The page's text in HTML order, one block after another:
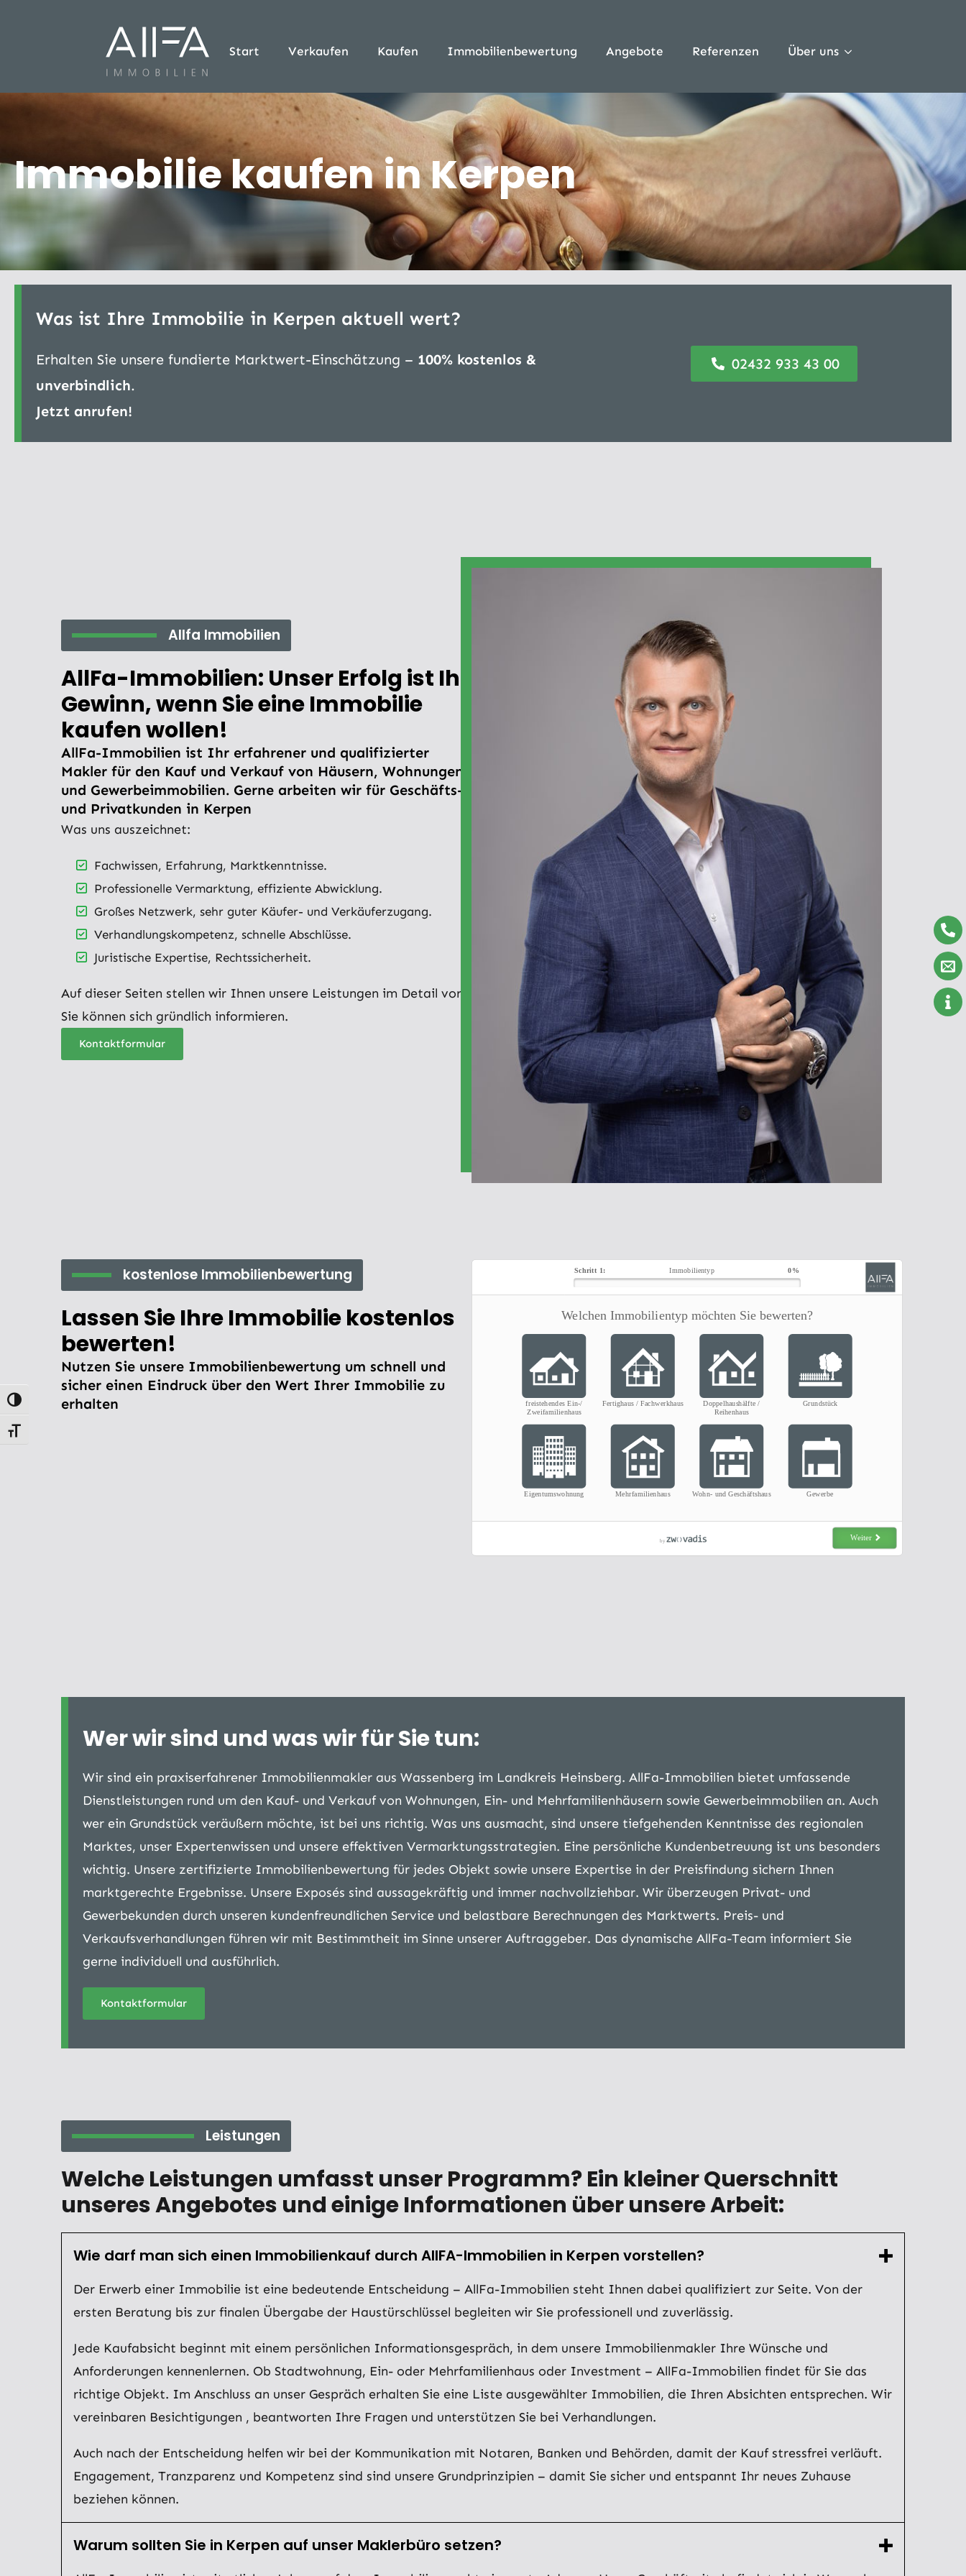
Umschalten auf hohe Kontraste
Schrift vergrößern
Start Verkaufen Kaufen Immobilienbewertung Angebote Referenzen Über uns
Immobilie kaufen in Kerpen
Was ist Ihre Immobilie in Kerpen aktuell wert?
Erhalten Sie unsere fundierte Marktwert-Einschätzung – 100% kostenlos &
unverbindlich.
Jetzt anrufen!
02432 933 43 00
Allfa Immobilien
AllFa-Immobilien: Unser Erfolg ist Ihr
Gewinn, wenn Sie eine Immobilie
kaufen wollen!
AllFa-Immobilien ist Ihr erfahrener und qualifizierter
Makler für den Kauf und Verkauf von Häusern, Wohnungen
und Gewerbeimmobilien. Gerne arbeiten wir für Geschäfts-
und Privatkunden in Kerpen
Was uns auszeichnet:
Fachwissen, Erfahrung, Marktkenntnisse.
Professionelle Vermarktung, effiziente Abwicklung.
Großes Netzwerk, sehr guter Käufer- und Verkäuferzugang.
Verhandlungskompetenz, schnelle Abschlüsse.
Juristische Expertise, Rechtssicherheit.
Auf dieser Seiten stellen wir Ihnen unsere Leistungen im Detail vor.
Sie können sich gründlich informieren.
Kontaktformular
kostenlose Immobilienbewertung
Lassen Sie Ihre Immobilie kostenlos
bewerten!
Nutzen Sie unsere Immobilienbewertung um schnell und
sicher einen Eindruck über den Wert Ihrer Immobilie zu
erhalten
Wer wir sind und was wir für Sie tun:
Wir sind ein praxiserfahrener Immobilienmakler aus Wassenberg im Landkreis Heinsberg. AllFa-Immobilien bietet umfassende
Dienstleistungen rund um den Kauf- und Verkauf von Wohnungen, Ein- und Mehrfamilienhäusern sowie Gewerbeimmobilien an. Auch
wer ein Grundstück veräußern möchte, ist bei uns richtig. Was uns ausmacht, sind unsere tiefgehenden Kenntnisse des regionalen
Marktes, unser Expertenwissen und unsere effektiven Vermarktungsstrategien. Eine persönliche Kundenbetreuung ist uns besonders
wichtig. Unsere zertifizierte Immobilienbewertung für jedes Objekt sowie unsere Expertise in der Preisfindung sichern Ihnen
marktgerechte Ergebnisse. Unsere Exposés sind aussagekräftig und immer nachvollziehbar. Wir überzeugen Privat- und
Gewerbekunden durch unseren kundenfreundlichen Service und belastbare Berechnungen des Marktwerts. Preis- und
Verkaufsverhandlungen führen wir mit Bestimmtheit im Sinne unserer Auftraggeber. Das dynamische AllFa-Team informiert Sie
gerne individuell und ausführlich.
Kontaktformular
Leistungen
Welche Leistungen umfasst unser Programm? Ein kleiner Querschnitt
unseres Angebotes und einige Informationen über unsere Arbeit:
Wie darf man sich einen Immobilienkauf durch AllFA-Immobilien in Kerpen vorstellen?
Der Erwerb einer Immobilie ist eine bedeutende Entscheidung – AllFa-Immobilien steht Ihnen dabei qualifiziert zur Seite. Von der
ersten Beratung bis zur finalen Übergabe der Haustürschlüssel begleiten wir Sie professionell und zuverlässig.
Jede Kaufabsicht beginnt mit einem persönlichen Informationsgespräch, in dem unsere Immobilienmakler Ihre Wünsche und
Anforderungen kennenlernen. Ob Stadtwohnung, Ein- oder Mehrfamilienhaus oder Investment – AllFa-Immobilien findet für Sie das
richtige Objekt. Im Anschluss an unser Gespräch erhalten Sie eine Liste ausgewählter Immobilien, die Ihren Absichten entsprechen. Wir
vereinbaren Besichtigungen , beantworten Ihre Fragen und unterstützen Sie bei Verhandlungen.
Auch nach der Entscheidung helfen wir bei der Kommunikation mit Notaren, Banken und Behörden, damit der Kauf stressfrei verläuft.
Engagement, Tranzparenz und Kompetenz sind sind unsere Grundprinzipien – damit Sie sicher und entspannt Ihr neues Zuhause
beziehen können.
Warum sollten Sie in Kerpen auf unser Maklerbüro setzen?